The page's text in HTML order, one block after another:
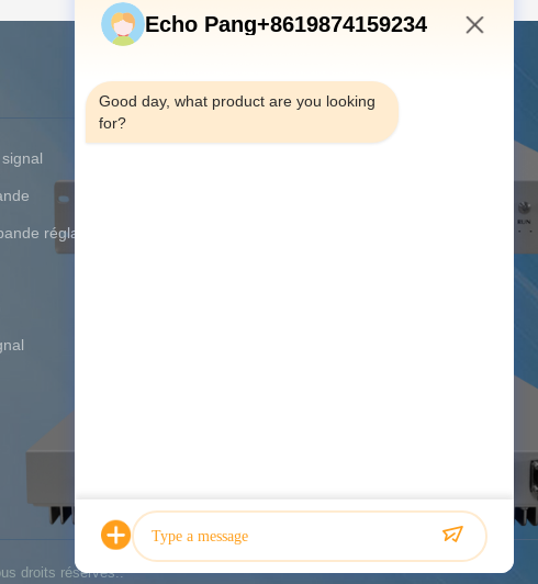
réglable
Contactez-nous
droits réservés..
Echo Pang+8619874159234
Good day, what product are you looking
for?